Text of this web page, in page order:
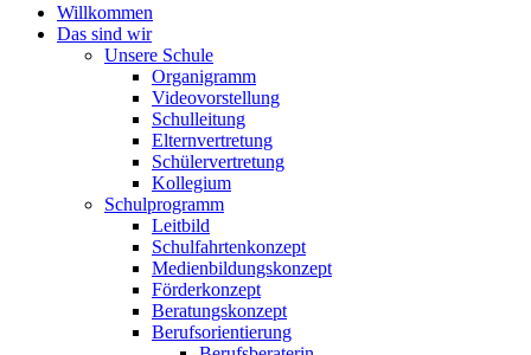
Willkommen
Das sind wir
Unsere Schule
Organigramm
Videovorstellung
Schulleitung
Elternvertretung
Schülervertretung
Kollegium
Schulprogramm
Leitbild
Schulfahrtenkonzept
Medienbildungskonzept
Förderkonzept
Beratungskonzept
Berufsorientierung